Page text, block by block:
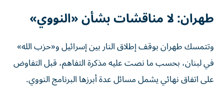
طهران: لا مناقشات بشأن «النووي»
وتتمسك طهران بوقف إطلاق النار بين إسرائيل و«حزب الله»
في لبنان، بحسب ما نصت عليه مذكرة التفاهم، قبل التفاوض
على اتفاق نهائي يشمل مسائل عدة أبرزها البرنامج النووي.